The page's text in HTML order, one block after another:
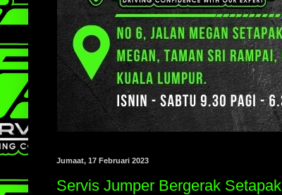
Jumaat, 17 Februari 2023
Servis Jumper Bergerak Setapak